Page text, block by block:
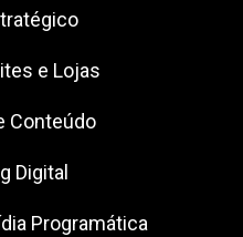
e Lojas
Conteúdo
Digital
Programática